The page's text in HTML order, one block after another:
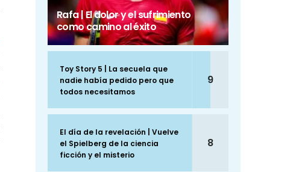
Rafa | El dolor y el sufrimiento
como camino al éxito
Toy Story 5 | La secuela que
nadie había pedido pero que
todos necesitamos
9
El día de la revelación | Vuelve
el Spielberg de la ciencia
ficción y el misterio
8